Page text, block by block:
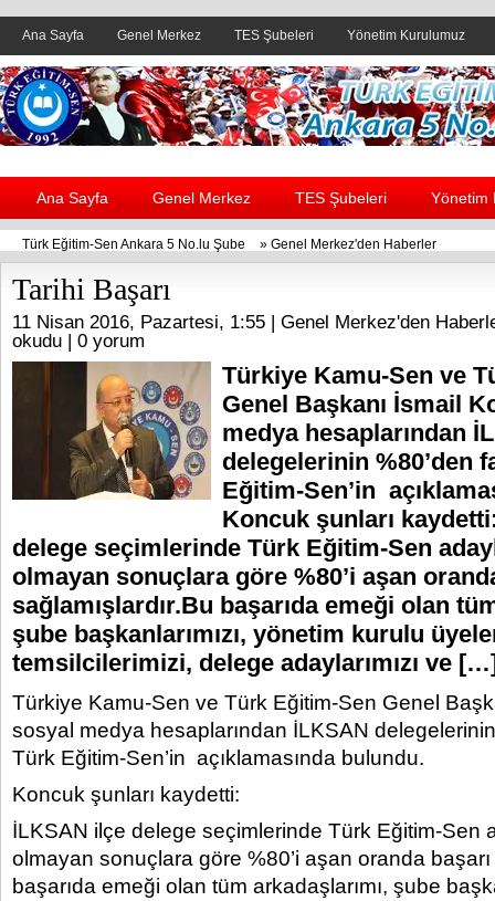
Ana Sayfa Genel Merkez TES Şubeleri Yönetim Kurulumuz
Header yanı reklam alanı
Ana Sayfa Genel Merkez TES Şubeleri Yönetim
Türk Eğitim-Sen Ankara 5 No.lu Şube » Genel Merkez'den Haberler
Tarihi Başarı
11 Nisan 2016, Pazartesi, 1:55 | Genel Merkez'den
okudu | 0 yorum
Türkiye Kamu-Sen ve
Genel Başkanı İsmail
medya hesaplarından
delegelerinin %80’den
Eğitim-Sen’in
Koncuk şunları
delege seçimlerinde Türk Eğitim-Sen
olmayan sonuçlara göre %80’i aşan
sağlamışlardır.Bu başarıda emeği olan
şube başkanlarımızı, yönetim kurulu
temsilcilerimizi, delege adaylarımızı ve
Türkiye Kamu-Sen ve Türk Eğitim-Sen Genel
sosyal medya hesaplarından İLKSAN delegelerinin
Türk Eğitim-Sen’in açıklamasında bulundu.
Koncuk şunları kaydetti:
İLKSAN ilçe delege seçimlerinde Türk Eğitim-Sen
olmayan sonuçlara göre %80’i aşan oranda başarı
başarıda emeği olan tüm arkadaşlarımı, şube